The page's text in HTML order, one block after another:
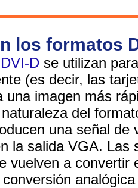
los formatos
D se utilizan
(es decir, las
una imagen más
del
una señal
la salida VGA. Las
vuelven a convertir